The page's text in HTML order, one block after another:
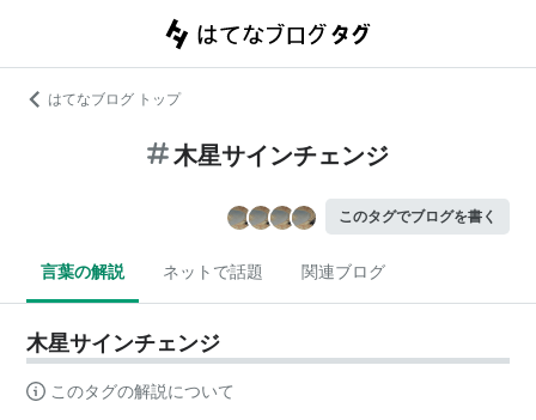
はてなブログ トップ
木星サインチェンジ
このタグでブログを書く
言葉の解説 ネットで話題 関連ブログ
木星サインチェンジ
このタグの解説について